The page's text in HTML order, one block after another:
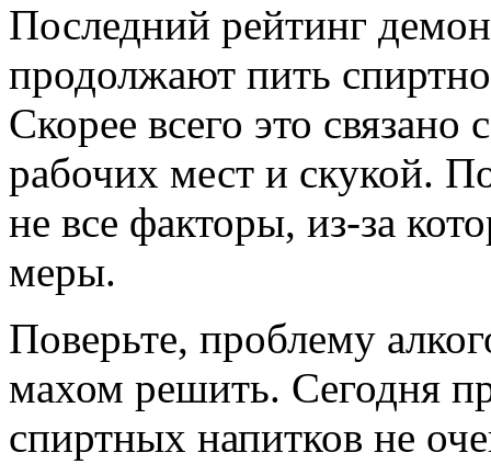
Последний рейтинг
продолжают пить
Скорее всего это связано
рабочих мест и скукой.
не все факторы, из-за
меры.
Поверьте, проблему
махом решить. Сегодня
спиртных напитков не